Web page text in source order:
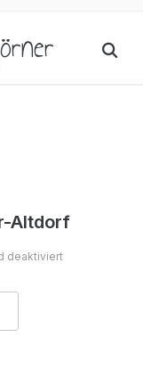
Altdorf
deaktiviert